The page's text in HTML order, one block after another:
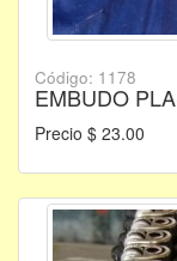
Código: 1178
EMBUDO
Precio $ 23.00